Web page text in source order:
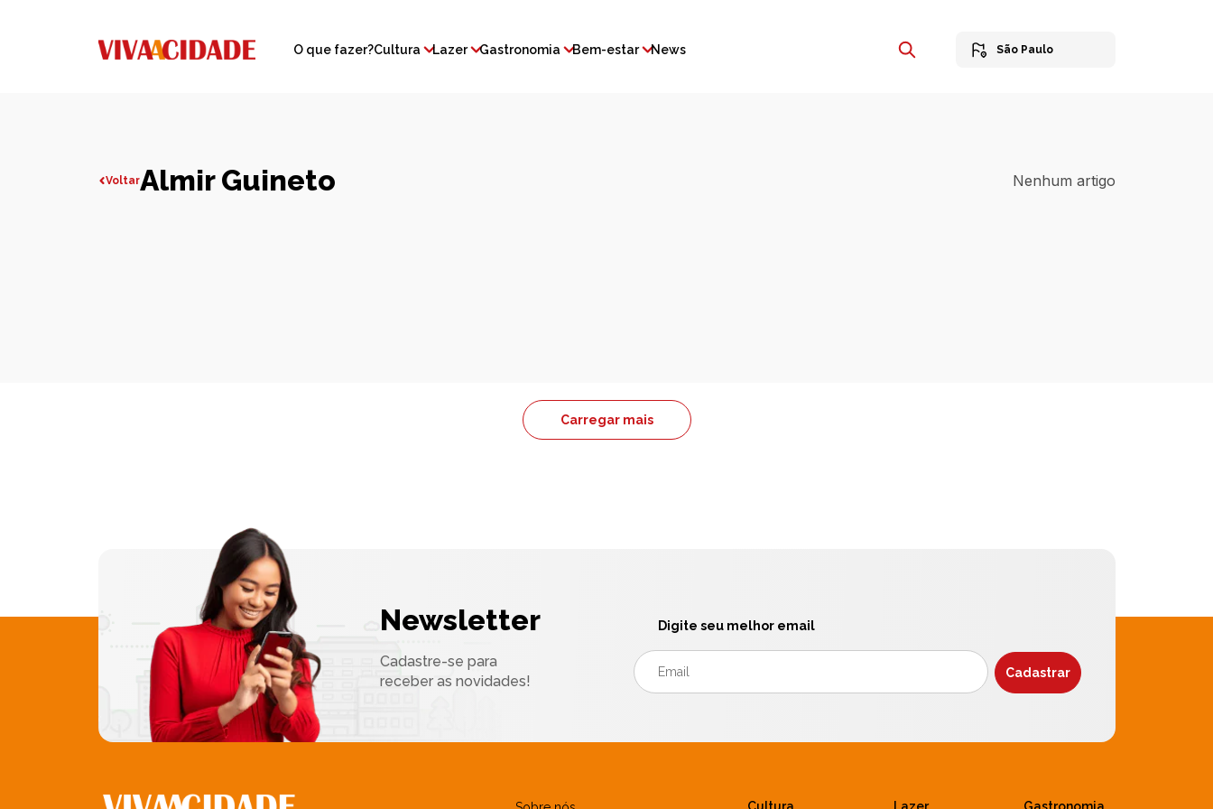
O que fazer?Cultura Lazer Gastronomia Bem-estar News São Paulo
VoltarAlmir Guineto Nenhum artigo
Carregar mais
Newsletter
Cadastre-se para
receber as novidades!
Digite seu melhor email